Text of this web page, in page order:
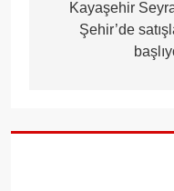
gezinmesi
Kayaşehir
Şehir’de